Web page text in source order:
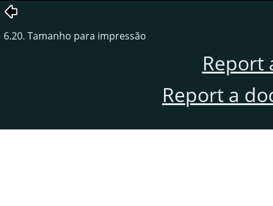
6.20. Tamanho para impressão
Report
Report a